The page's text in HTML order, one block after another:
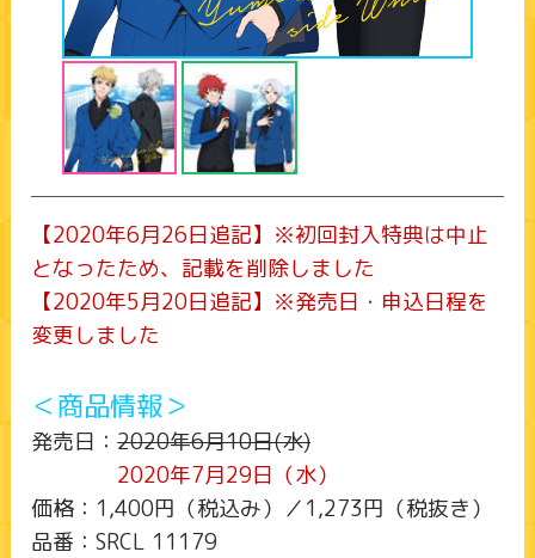
【2020年6月26日追記】※初回封入特典は中止
となったため、記載を削除しました
【2020年5月20日追記】※発売日・申込日程を
変更しました
＜商品情報＞
発売日：2020年6月10日(水)
2020年7月29日（水）
価格：1,400円（税込み）／1,273円（税抜き）
品番：SRCL 11179